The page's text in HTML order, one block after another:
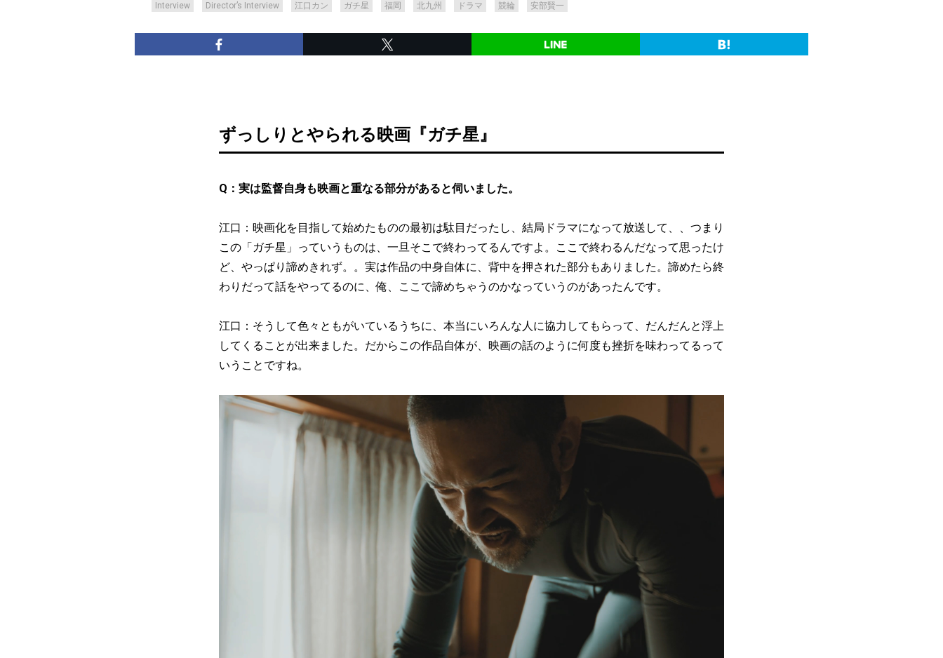
Interview Director’s Interview 江口カン ガチ星 福岡 北九州 ドラマ 競輪 安部賢一
ずっしりとやられる映画『ガチ星』
Q：実は監督自身も映画と重なる部分があると伺いました。
江口：映画化を目指して始めたものの最初は駄目だったし、結局ドラマになって放送して、、つまり
この「ガチ星」っていうものは、一旦そこで終わってるんですよ。ここで終わるんだなって思ったけ
ど、やっぱり諦めきれず。。実は作品の中身自体に、背中を押された部分もありました。諦めたら終
わりだって話をやってるのに、俺、ここで諦めちゃうのかなっていうのがあったんです。
江口：そうして色々ともがいているうちに、本当にいろんな人に協力してもらって、だんだんと浮上
してくることが出来ました。だからこの作品自体が、映画の話のように何度も挫折を味わってるって
いうことですね。